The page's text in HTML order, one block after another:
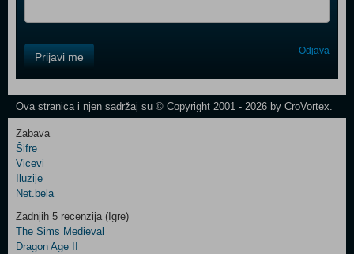
Field
One
Control
Two
Newsletter
Prijavi me Odjava
Ova stranica i njen sadržaj su © Copyright 2001 - 2026 by CroVortex.
Zabava
Šifre
Vicevi
Iluzije
Net.bela
Zadnjih 5 recenzija (Igre)
The Sims Medieval
Dragon Age II